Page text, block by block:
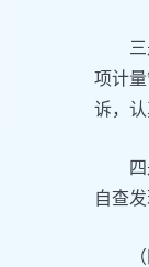
项计
诉，认
自查